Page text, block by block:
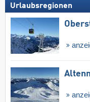
Urlaubsregionen